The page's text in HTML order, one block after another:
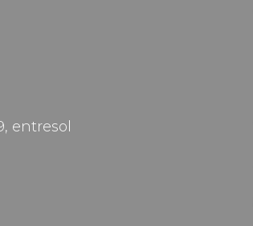
entresol